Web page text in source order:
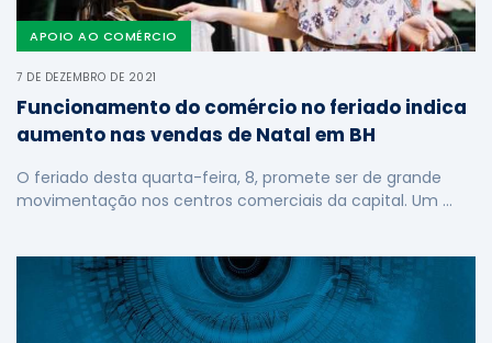
APOIO AO COMÉRCIO
7 DE DEZEMBRO DE 2021
Funcionamento do comércio no feriado indica
aumento nas vendas de Natal em BH
O feriado desta quarta-feira, 8, promete ser de grande
movimentação nos centros comerciais da capital. Um …